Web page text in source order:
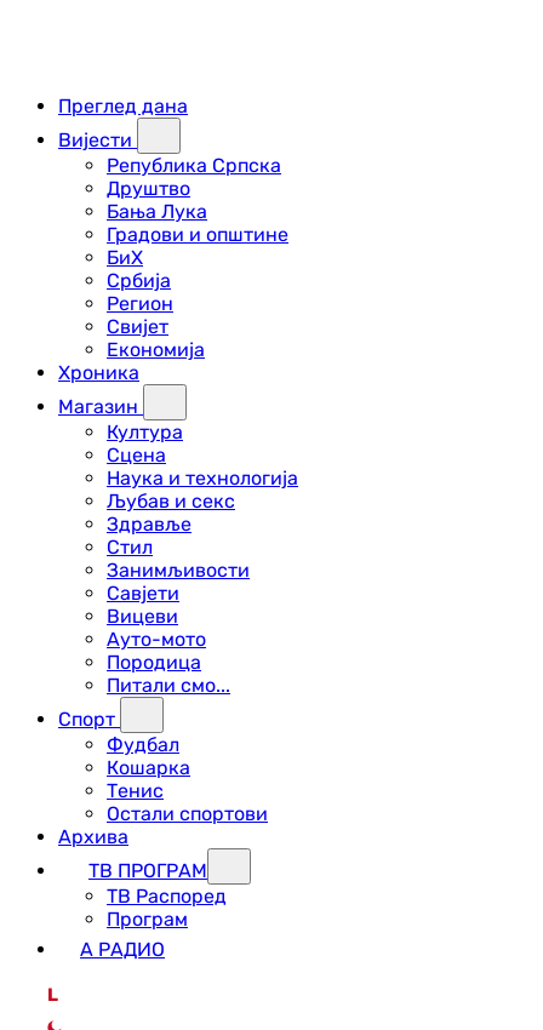
Преглед дана
Вијести
Република Српска
Друштво
Бања Лука
Градови и општине
БиХ
Србија
Регион
Свијет
Економија
Хроника
Магазин
Култура
Сцена
Наука и технологија
Љубав и секс
Здравље
Стил
Занимљивости
Савјети
Вицеви
Ауто-мото
Породица
Питали смо...
Спорт
Фудбал
Кошарка
Тенис
Остали спортови
Архива
ТВ ПРОГРАМ
ТВ Распоред
Програм
А РАДИО
L